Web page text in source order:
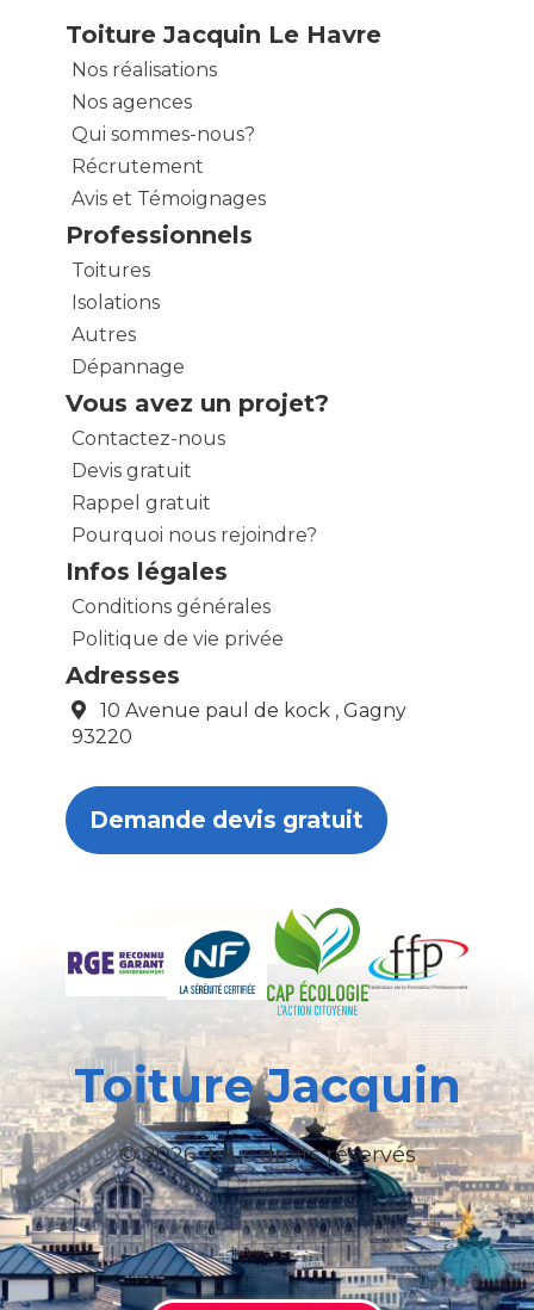
Toiture Jacquin Le Havre
Nos réalisations
Nos agences
Qui sommes-nous?
Récrutement
Avis et Témoignages
Professionnels
Toitures
Isolations
Autres
Dépannage
Vous avez un projet?
Contactez-nous
Devis gratuit
Rappel gratuit
Pourquoi nous rejoindre?
Infos légales
Conditions générales
Politique de vie privée
Adresses
10 Avenue paul de kock , Gagny
93220
Demande devis gratuit
Toiture Jacquin
© 2026 Tous droits réservés